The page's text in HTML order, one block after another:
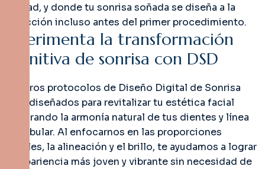
realidad, y donde tu sonrisa soñada se diseña a la
perfección incluso antes del primer procedimiento.
erimenta la transformación
nitiva de sonrisa con DSD
Nuestros protocolos de Diseño Digital de Sonrisa
están diseñados para revitalizar tu estética facial
restaurando la armonía natural de tus dientes y línea
mandibular. Al enfocarnos en las proporciones
dentales, la alineación y el brillo, te ayudamos a lograr
una apariencia más joven y vibrante sin necesidad de